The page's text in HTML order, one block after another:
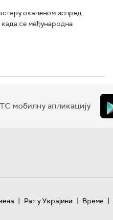
окаченом испред
се међународна
мобилну апликацију
| Рат у Украјини | Време |